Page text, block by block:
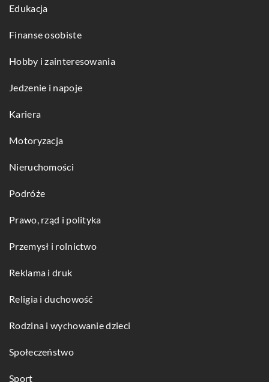
Edukacja
Finanse osobiste
Hobby i zainteresowania
Jedzenie i napoje
Kariera
Motoryzacja
Nieruchomości
Podróże
Prawo, rząd i polityka
Przemysł i rolnictwo
Reklama i druk
Religia i duchowość
Rodzina i wychowanie dzieci
Społeczeństwo
Sport